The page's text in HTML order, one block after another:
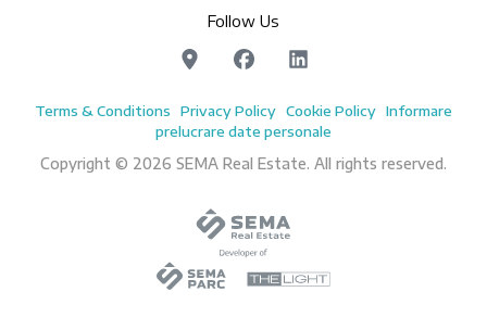
Follow Us
Terms & Conditions Privacy Policy Cookie Policy Informare
prelucrare date personale
Copyright © 2026 SEMA Real Estate. All rights reserved.